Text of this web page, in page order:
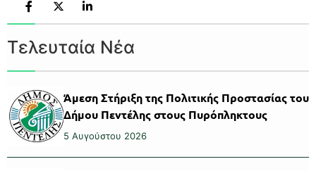
Τελευταία Νέα
Άμεση Στήριξη της Πολιτικής Προστασίας του
Δήμου Πεντέλης στους Πυρόπληκτους
5 Αυγούστου 2026